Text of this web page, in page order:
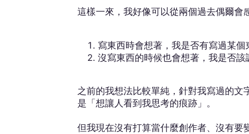
這樣一來，我好像可以從兩個過去偶爾會
寫東西時會想著，我是否有寫過某
沒寫東西的時候也會想著，我是否
之前的我想法比較單純，針對我寫過的文
是「想讓人看到我思考的痕跡」。
但我現在沒有打算當什麼創作者、沒有要